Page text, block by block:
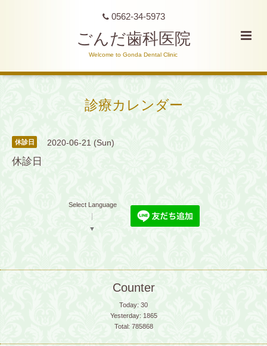
0562-34-5973
ごんだ歯科医院
Welcome to Gonda Dental Clinic
診療カレンダー
休診日 2020-06-21 (Sun)
休診日
Select Language
▼
Counter
Today: 30
Yesterday: 1865
Total: 785868